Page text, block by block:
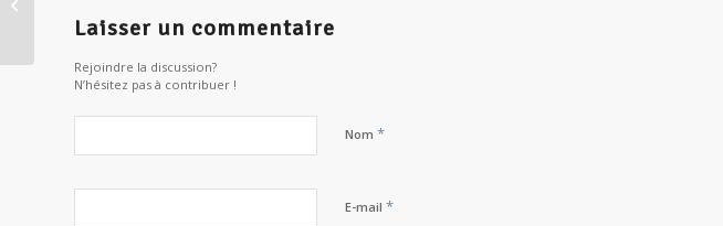
Laisser un commentaire
Rejoindre la discussion?
N’hésitez pas à contribuer !
Nom *
E-mail *